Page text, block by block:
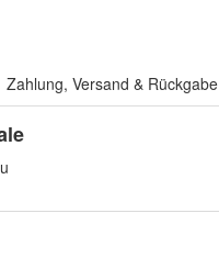
Zahlung, Versand & Rückgabe